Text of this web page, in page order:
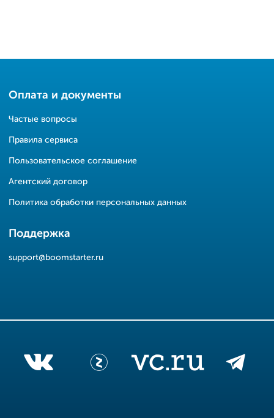
Оплата и документы
Частые вопросы
Правила сервиса
Пользовательское соглашение
Агентский договор
Политика обработки персональных данных
Поддержка
support@boomstarter.ru